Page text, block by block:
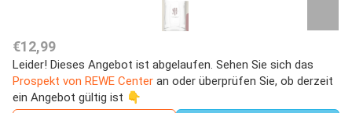
€12,99
Leider! Dieses Angebot ist abgelaufen. Sehen Sie sich das
Prospekt von REWE Center an oder überprüfen Sie, ob derzeit
ein Angebot gültig ist 👇